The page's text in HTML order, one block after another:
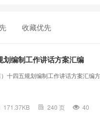
收藏优先
划编制工作讲话方案汇编
十四五规划编制工作讲话方案汇编
171.37KB 240 页 40